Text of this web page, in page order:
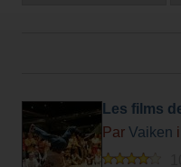
Les films
Par Vaiken